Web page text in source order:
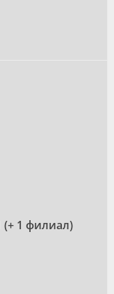
(+ 1 филиал)